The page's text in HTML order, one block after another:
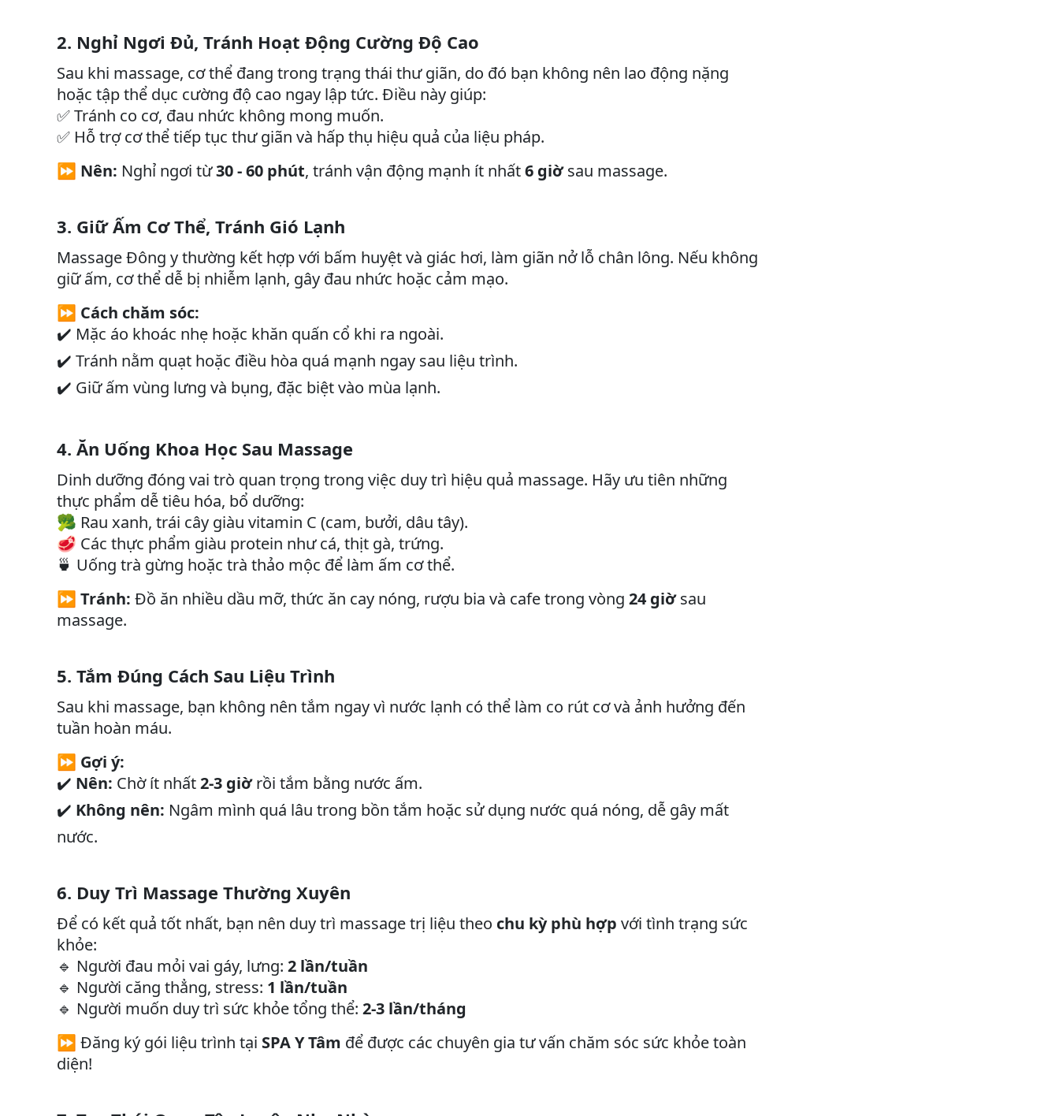
2. Nghỉ Ngơi Đủ, Tránh Hoạt Động Cường Độ Cao
Sau khi massage, cơ thể đang trong trạng thái thư giãn, do đó bạn không nên lao động nặng
hoặc tập thể dục cường độ cao ngay lập tức. Điều này giúp:
✅ Tránh co cơ, đau nhức không mong muốn.
✅ Hỗ trợ cơ thể tiếp tục thư giãn và hấp thụ hiệu quả của liệu pháp.
⏩ Nên: Nghỉ ngơi từ30 - 60 phút, tránh vận động mạnh ít nhất6 giờsau massage.
3. Giữ Ấm Cơ Thể, Tránh Gió Lạnh
Massage Đông y thường kết hợp với bấm huyệt và giác hơi, làm giãn nở lỗ chân lông. Nếu không
giữ ấm, cơ thể dễ bị nhiễm lạnh, gây đau nhức hoặc cảm mạo.
⏩ Cách chăm sóc:
✔️ Mặc áo khoác nhẹ hoặc khăn quấn cổ khi ra ngoài.
✔️ Tránh nằm quạt hoặc điều hòa quá mạnh ngay sau liệu trình.
✔️ Giữ ấm vùng lưng và bụng, đặc biệt vào mùa lạnh.
4. Ăn Uống Khoa Học Sau Massage
Dinh dưỡng đóng vai trò quan trọng trong việc duy trì hiệu quả massage. Hãy ưu tiên những
thực phẩm dễ tiêu hóa, bổ dưỡng:
🥦 Rau xanh, trái cây giàu vitamin C (cam, bưởi, dâu tây).
🥩 Các thực phẩm giàu protein như cá, thịt gà, trứng.
🍵 Uống trà gừng hoặc trà thảo mộc để làm ấm cơ thể.
⏩ Tránh: Đồ ăn nhiều dầu mỡ, thức ăn cay nóng, rượu bia và cafe trong vòng 24 giờsau
massage.
5. Tắm Đúng Cách Sau Liệu Trình
Sau khi massage, bạn không nên tắm ngay vì nước lạnh có thể làm co rút cơ và ảnh hưởng đến
tuần hoàn máu.
⏩ Gợi ý:
✔️ Nên: Chờ ít nhất2-3 giờrồi tắm bằng nước ấm.
✔️ Không nên: Ngâm mình quá lâu trong bồn tắm hoặc sử dụng nước quá nóng, dễ gây mất
nước.
6. Duy Trì Massage Thường Xuyên
Để có kết quả tốt nhất, bạn nên duy trì massage trị liệu theo chu kỳ phù hợp với tình trạng sức
khỏe:
🔹 Người đau mỏi vai gáy, lưng: 2 lần/tuần
🔹 Người căng thẳng, stress: 1 lần/tuần
🔹 Người muốn duy trì sức khỏe tổng thể: 2-3 lần/tháng
⏩ Đăng ký gói liệu trình tại SPA Y Tâm để được các chuyên gia tư vấn chăm sóc sức khỏe toàn
diện!